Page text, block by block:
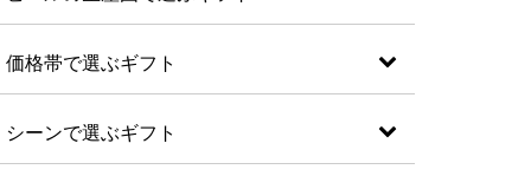
価格帯で選ぶギフト
シーンで選ぶギフト